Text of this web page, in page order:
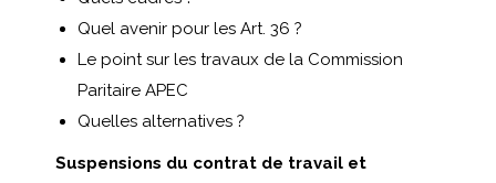
Quel avenir pour les Art. 36 ?
Le point sur les travaux de la Commission
Paritaire APEC
Quelles alternatives ?
Suspensions du contrat de travail et